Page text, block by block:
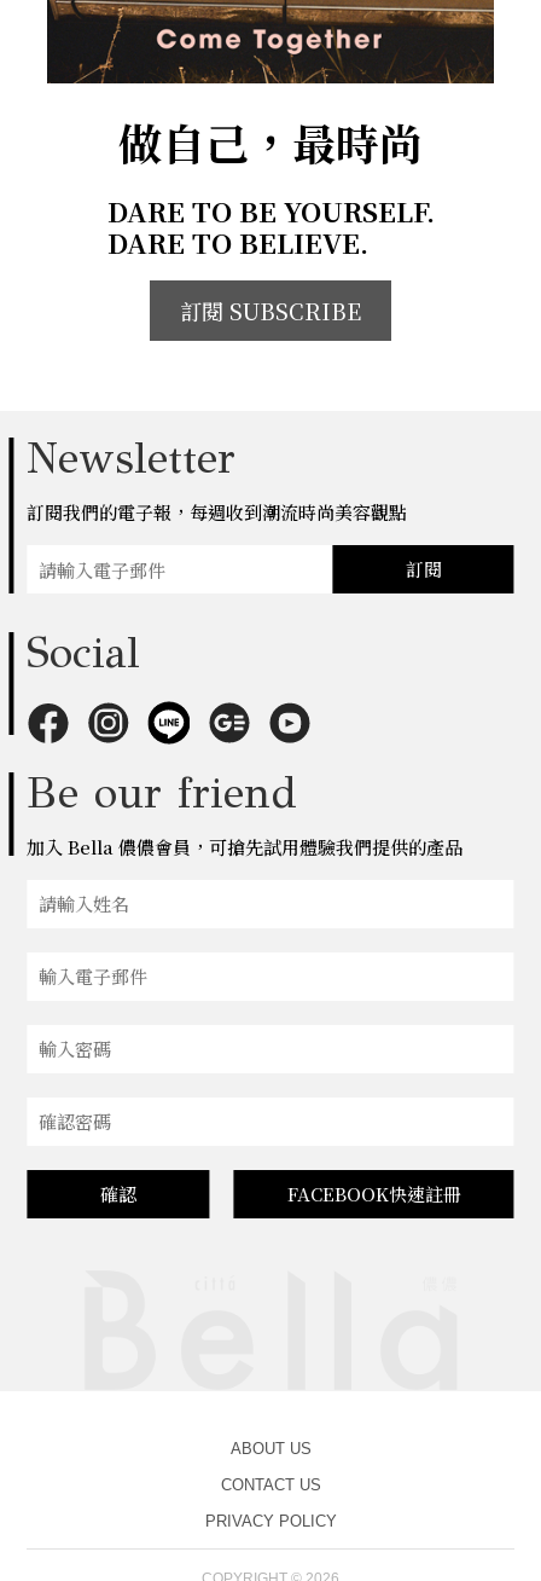
做自己，最時尚
DARE TO BE YOURSELF.
DARE TO BELIEVE.
訂閱 SUBSCRIBE
Newsletter
訂閱我們的電子報，每週收到潮流時尚美容觀點
訂閱
Social
Be our friend
加入 Bella 儂儂會員，可搶先試用體驗我們提供的產品
確認 FACEBOOK快速註冊
ABOUT US
CONTACT US
PRIVACY POLICY